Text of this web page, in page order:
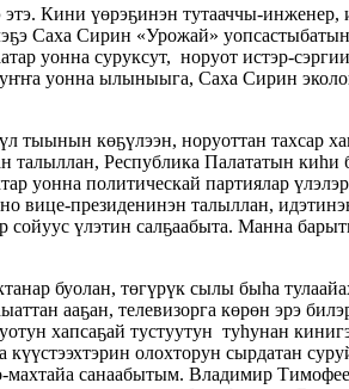
Кини үөрэҕинэн тутааччы-инженер,
Саха Сирин «Урожай»
уонна суруксут, норуот истэр-
уонна ылыныыга, Саха Сирин
тыынын көҕүлээн, норуоттан тахсар
Республика Палататын киһи
уонна политическай партиялар
вице-президенинэн талыллан,
сойуус үлэтин салҕаабыта. Манна
буолан, төгүрүк сылы быһа
ааҕан, телевизорга көрөн эрэ
хапсаҕай тустуутун туһунан
олохторун сырдатан
санаабытым. Владимир